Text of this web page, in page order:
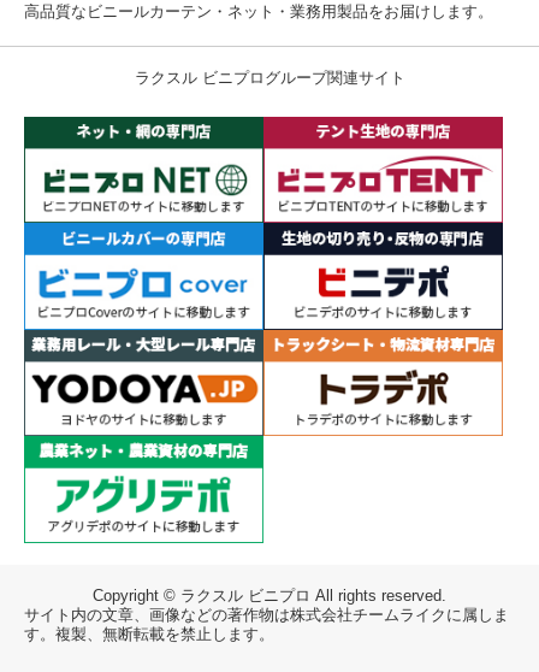
高品質なビニールカーテン・ネット・業務用製品をお届けします。
ラクスル ビニプログループ関連サイト
Copyright © ラクスル ビニプロ All rights reserved.
サイト内の文章、画像などの著作物は株式会社チームライクに属しま
す。複製、無断転載を禁止します。